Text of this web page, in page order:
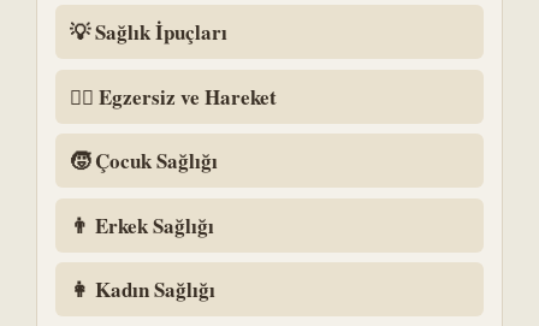
💡 Sağlık İpuçları
🏃‍♂️ Egzersiz ve Hareket
🧒 Çocuk Sağlığı
👨 Erkek Sağlığı
👩 Kadın Sağlığı